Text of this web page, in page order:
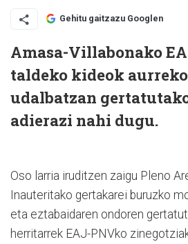
Gehitu gaitzazu Googlen
Amasa-Villabonako
taldeko kideok
udalbatzan
adierazi nahi dugu.
Oso larria iruditzen zaigu Pleno
Inauteritako gertakarei buruzko
eta eztabaidaren ondoren
herritarrek EAJ-PNVko